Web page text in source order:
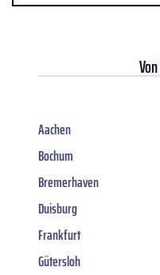
Von
Aachen
Bochum
Bremerhaven
Duisburg
Frankfurt
Gütersloh